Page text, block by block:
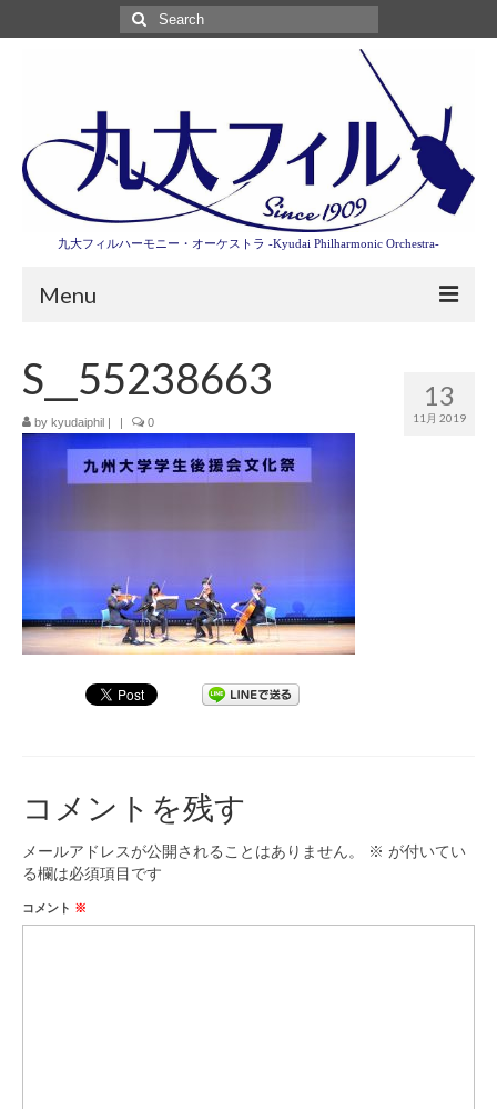
Search
for:
九大フィルハーモニー・オーケストラ -Kyudai Philharmonic Orchestra-
Menu
演奏会情報
卒業記念演奏会2027
九大フィルとは
九大フィルの歴史
ご寄付のお願い
演奏会の歴史
13
11月 2019
S__55238663
by kyudaiphil 0
コメントを残す
メールアドレスが公開されることはありません。 ※ が付いてい
る欄は必須項目です
コメント ※